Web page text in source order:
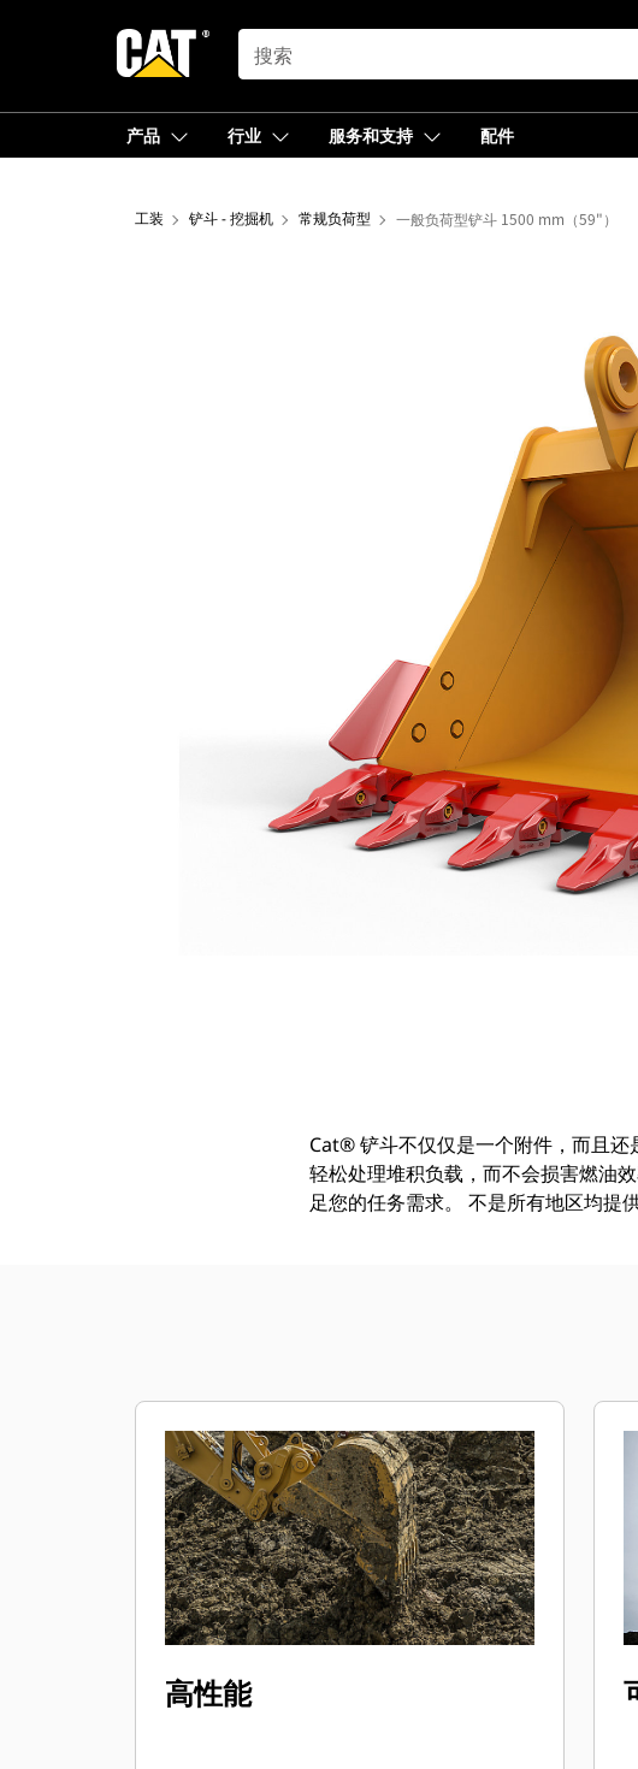
SEARCH
产品 行业 服务和支持 配件
工装 铲斗 - 挖掘机 常规负荷型 一般负荷型铲斗 1500 mm（59"）
Cat® 铲斗不仅仅是一个附件，而且
轻松处理堆积负载，而不会损害燃油
足您的任务需求。 不是所有地区均提
高性能